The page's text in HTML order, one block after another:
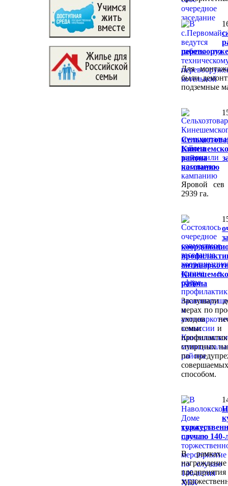
Для
были
подземные
района
кампанию
Яровой
2939 га.
района
Заслушали
мерах по
уходов
семьи и
спиртных
по
способом.
случаю
В рамках